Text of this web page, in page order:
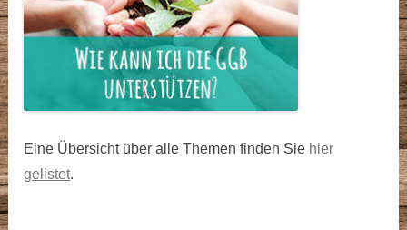
Eine Übersicht über alle Themen finden Sie hier
gelistet.